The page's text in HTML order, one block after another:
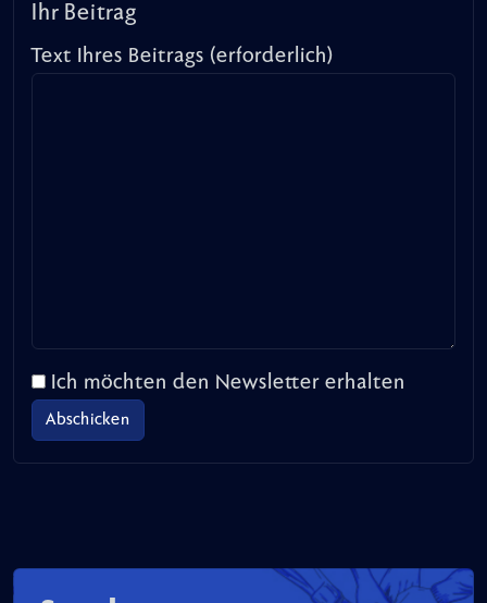
Ihr Beitrag
Text Ihres Beitrags (erforderlich)
Ich möchten den Newsletter erhalten